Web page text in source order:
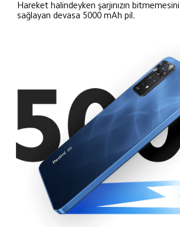
Hareket halindeyken şarjınızın bitmemesini
sağlayan devasa 5000 mAh pil.